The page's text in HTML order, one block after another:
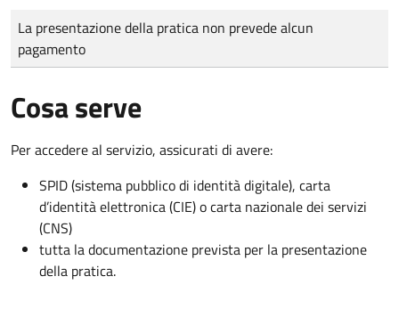
Tipo di pagamento
Importo
La presentazione della pratica non prevede alcun
pagamento
Cosa serve
Per accedere al servizio, assicurati di avere:
SPID (sistema pubblico di identità digitale), carta
d’identità elettronica (CIE) o carta nazionale dei servizi
(CNS)
tutta la documentazione prevista per la presentazione
della pratica.